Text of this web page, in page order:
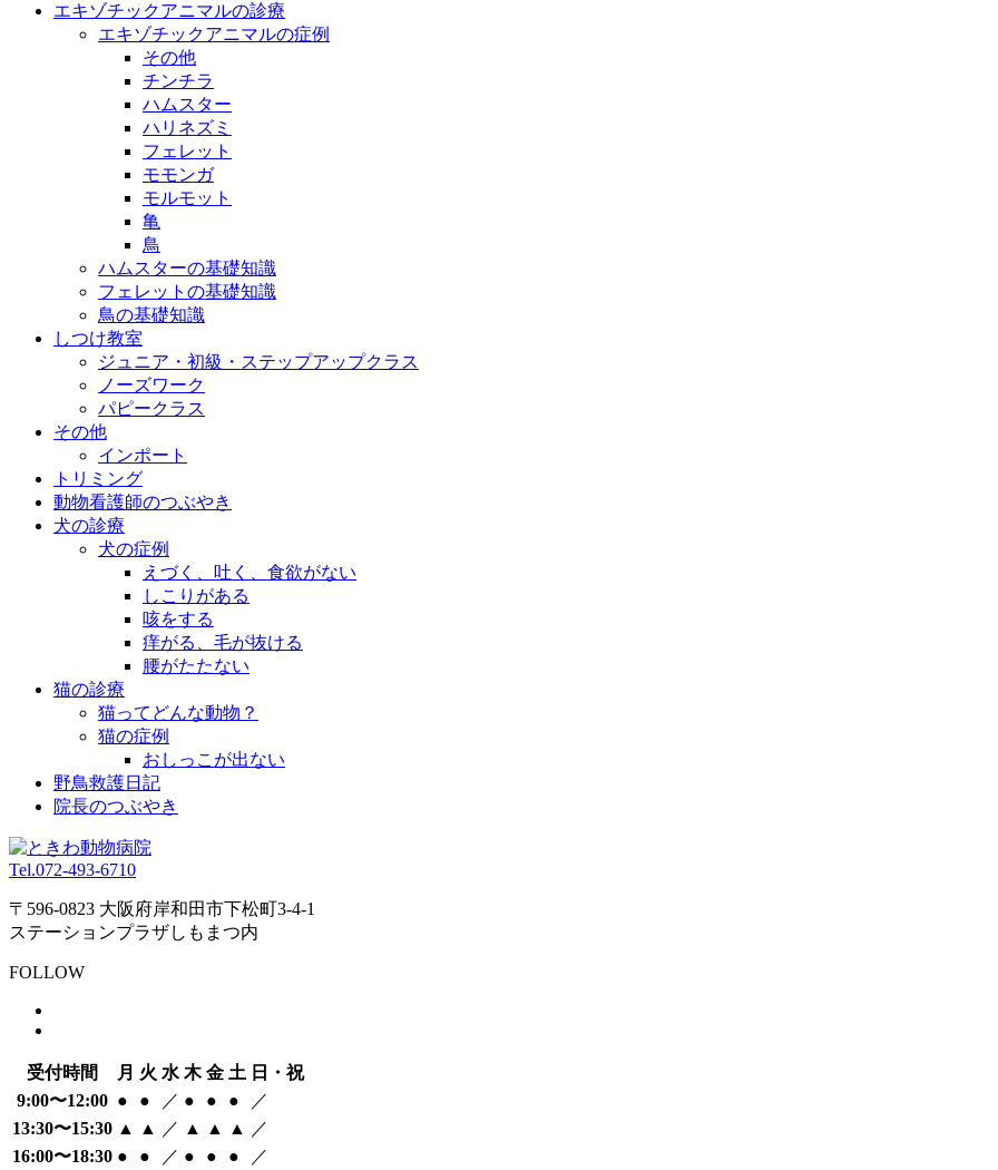
エキゾチックアニマルの診療
エキゾチックアニマルの症例
その他
チンチラ
ハムスター
ハリネズミ
フェレット
モモンガ
モルモット
亀
鳥
ハムスターの基礎知識
フェレットの基礎知識
鳥の基礎知識
しつけ教室
ジュニア・初級・ステップアップクラス
ノーズワーク
パピークラス
その他
インポート
トリミング
動物看護師のつぶやき
犬の診療
犬の症例
えづく、吐く、食欲がない
しこりがある
咳をする
痒がる、毛が抜ける
腰がたたない
猫の診療
猫ってどんな動物？
猫の症例
おしっこが出ない
野鳥救護日記
院長のつぶやき
Tel.072-493-6710
〒596-0823 大阪府岸和田市下松町3-4-1
ステーションプラザしもまつ内
FOLLOW
受付時間 月 火 水 木 金 土 日・祝
9:00〜12:00 ● ● ／ ● ● ●
／
13:30〜15:30 ▲ ▲ ／ ▲ ▲ ▲
／
16:00〜18:30 ● ● ／ ● ● ● ／